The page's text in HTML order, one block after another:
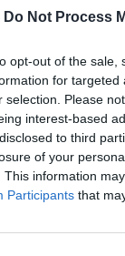
Do Not Process
opt-out of the
for
selection. Please
interest-based
to third
of your
This information
Participants that
υπέστη
για
τα